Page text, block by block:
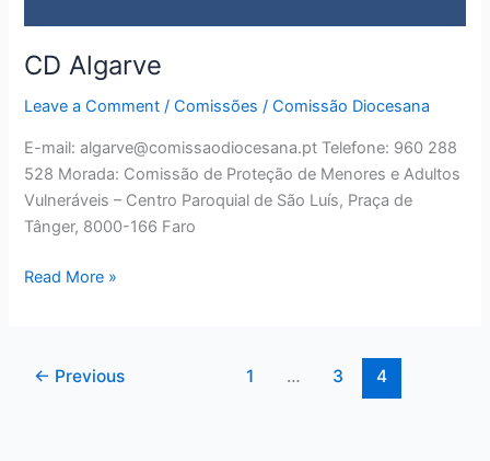
CD Algarve
Leave a Comment /Comissões /Comissão Diocesana
E-mail: algarve@comissaodiocesana.pt Telefone: 960 288
528 Morada: Comissão de Proteção de Menores e Adultos
Vulneráveis – Centro Paroquial de São Luís, Praça de
Tânger, 8000-166 Faro
Read More »
← Previous 1 … 3 4